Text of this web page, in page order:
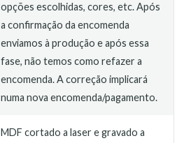
opções escolhidas, cores, etc. Após
a confirmação da encomenda
enviamos à produção e após essa
fase, não temos como refazer a
encomenda. A correção implicará
numa nova encomenda/pagamento.
MDF cortado a laser e gravado a